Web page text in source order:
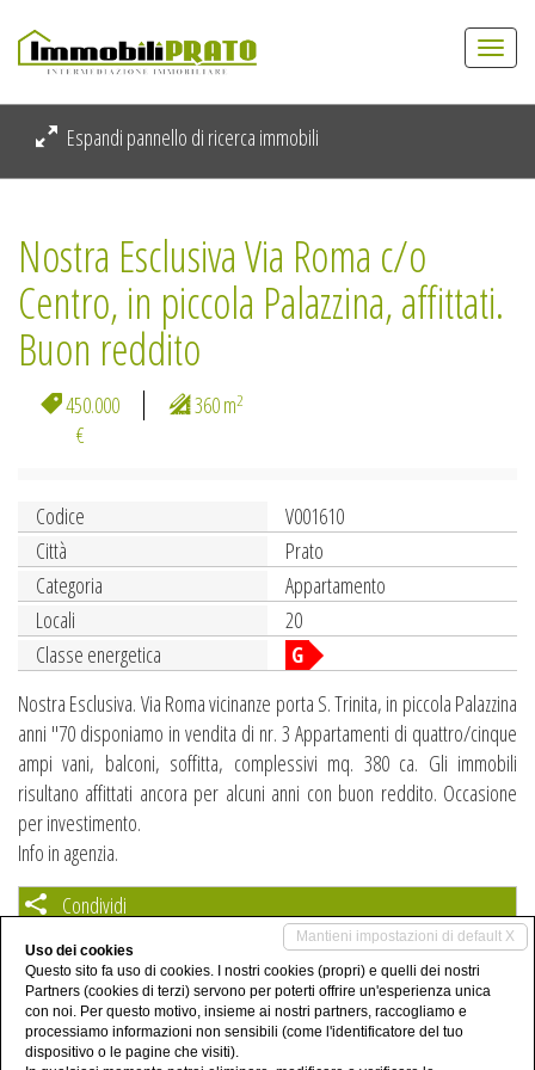
Espandi pannello di ricerca immobili
Nostra Esclusiva Via Roma c/o
Centro, in piccola Palazzina, affittati.
Buon reddito
450.000
€
360 m2
Codice
V001610
Città
Prato
Categoria
Appartamento
Locali
20
Classe energetica
G
Nostra Esclusiva. Via Roma vicinanze porta S. Trinita, in piccola Palazzina
anni "70 disponiamo in vendita di nr. 3 Appartamenti di quattro/cinque
ampi vani, balconi, soffitta, complessivi mq. 380 ca. Gli immobili
risultano affittati ancora per alcuni anni con buon reddito. Occasione
per investimento.
Info in agenzia.
Condividi
Condividi su WhatsApp
Mantieni impostazioni di default X
Uso dei cookies
Questo sito fa uso di cookies. I nostri cookies (propri) e quelli dei nostri
Partners (cookies di terzi) servono per poterti offrire un'esperienza unica
con noi. Per questo motivo, insieme ai nostri partners, raccogliamo e
processiamo informazioni non sensibili (come l'identificatore del tuo
dispositivo o le pagine che visiti).